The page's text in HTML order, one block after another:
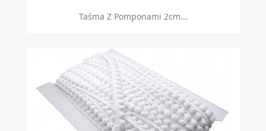
Taśma Z Pomponami 2cm...